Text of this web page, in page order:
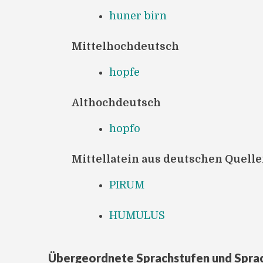
huner birn
Mittelhochdeutsch
hopfe
Althochdeutsch
hopfo
Mittellatein aus deutschen
PIRUM
HUMULUS
Übergeordnete Sprachstufen und